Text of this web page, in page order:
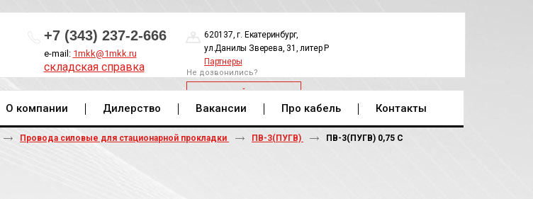
+7 (343) 237-2-666
e-mail: 1mkk@1mkk.ru
складская справка
620137, г. Екатеринбург,
ул.Данилы Зверева, 31, литер Р
Партнеры
Не дозвонились?
ОБРАТНЫЙ ЗВОНОК
О компании Дилерство Вакансии Про кабель Контакты
Провода силовые для стационарной прокладки ПВ-3(ПУГВ) ПВ-3(ПУГВ) 0,75 С